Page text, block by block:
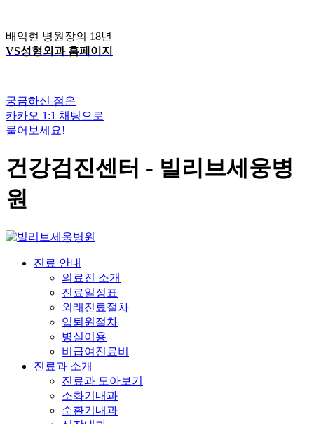
배익현 병원장의 18년
VS성형외과 홈페이지
궁금하신 점은
카카오 1:1 채팅으로
물어보세요!
건강검진센터 - 빌리브세웅병
원
진료 안내
의료진 소개
진료일정표
외래진료절차
입퇴원절차
병실이용
비급여진료비
진료과 소개
진료과 모아보기
소화기내과
순환기내과